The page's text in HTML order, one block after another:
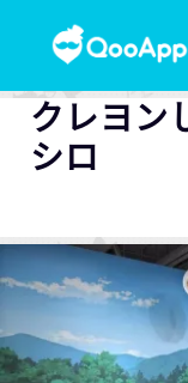
クレヨン
シロ